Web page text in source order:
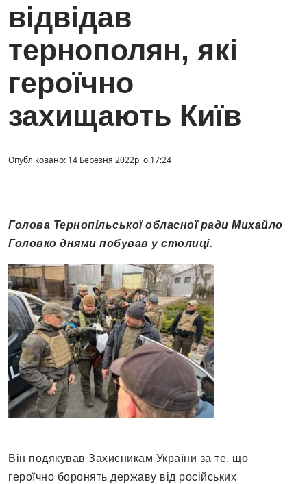
відвідав
тернополян, які
героїчно
захищають Київ
Опубліковано: 14 Березня 2022р. о 17:24
Голова Тернопільської обласної ради Михайло
Головко днями побував у столиці.
Він подякував Захисникам України за те, що
героїчно боронять державу від російських